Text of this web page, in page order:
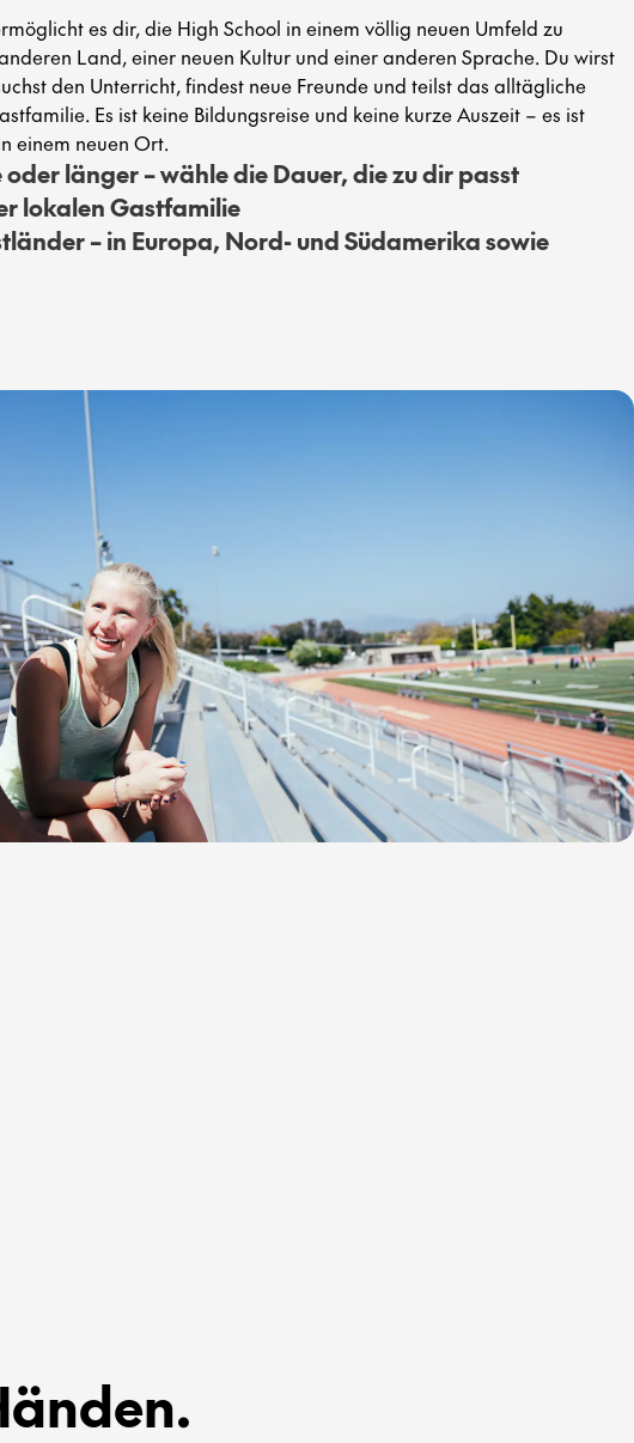
es dir, die High School in einem völlig neuen Umfeld zu
Land, einer neuen Kultur und einer anderen Sprache. Du wirst
den Unterricht, findest neue Freunde und teilst das alltägliche
Es ist keine Bildungsreise und keine kurze Auszeit – es ist
einem neuen Ort.
oder länger – wähle die Dauer, die zu dir passt
lokalen Gastfamilie
– in Europa, Nord- und Südamerika sowie